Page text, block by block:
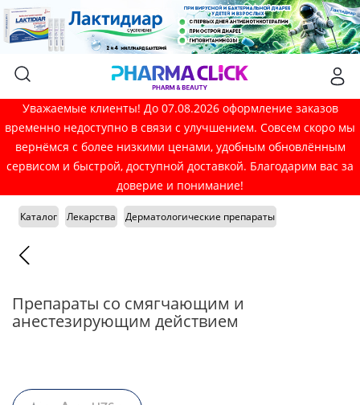
Уважаемые клиенты! До 07.08.2026 оформление заказов
временно недоступно в связи с улучшением. Совсем скоро мы
вернёмся с более низкими ценами, удобным обновлённым
сервисом и быстрой, доступной доставкой. Благодарим вас за
доверие и понимание!
Каталог Лекарства Дерматологические препараты
Препараты со смягчающим и
анестезирующим действием